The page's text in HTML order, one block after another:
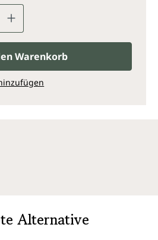
Anzahl: Gib den
Warenkorb
Alternative